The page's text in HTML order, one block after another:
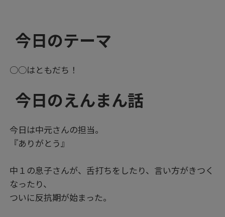
今日のテーマ
○○はともだち！
今日のえんまん話
今日は中元さんの担当。
『ありがとう』
中１の息子さんが、舌打ちをしたり、言い方がきつく
なったり、
ついに反抗期が始まった。